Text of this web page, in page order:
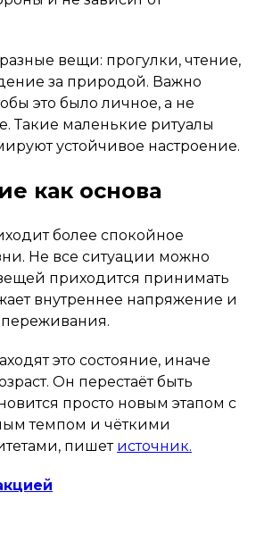
вещи: прогулки, чтение,
за природой. Важно
это было личное, а не
Такие маленькие ритуалы
устойчивое настроение.
как основа
более спокойное
Не все ситуации можно
приходится принимать
внутреннее напряжение и
это состояние, иначе
Он перестаёт быть
просто новым этапом с
темпом и чёткими
пишет источник.